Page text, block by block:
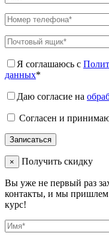
Я соглашаюсь с
данных*
Даю согласие на
Согласен и
× Получить скидку
Вы уже не первый раз
контакты, и мы
курс!